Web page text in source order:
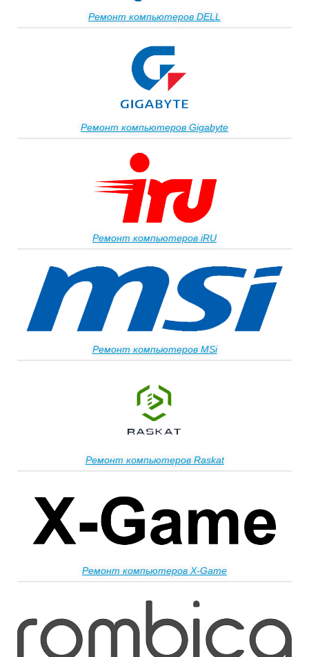
Ремонт компьютеров DELL
Ремонт компьютеров Gigabyte
Ремонт компьютеров iRU
Ремонт компьютеров MSi
Ремонт компьютеров Raskat
Ремонт компьютеров X-Game